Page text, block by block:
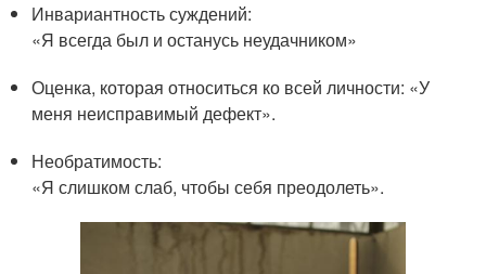
Инвариантность суждений:
«Я всегда был и останусь неудачником»
Оценка, которая относиться ко всей личности: «У
меня неисправимый дефект».
Необратимость:
«Я слишком слаб, чтобы себя преодолеть».